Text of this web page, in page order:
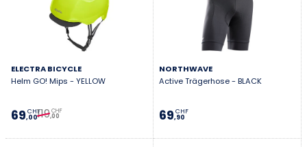
ELECTRA BICYCLE
Helm GO! Mips - YELLOW
69,00
CHF119,00
CHF
NORTHWAVE
Active Trägerhose - BLACK
69,90
CHF